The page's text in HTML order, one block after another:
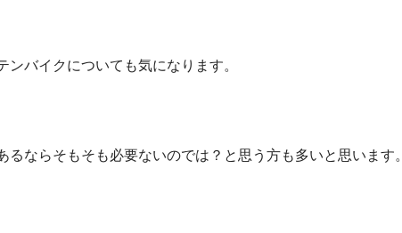
ンバイクについても気になります。
るならそもそも必要ないのでは？と思う方も多いと思います。